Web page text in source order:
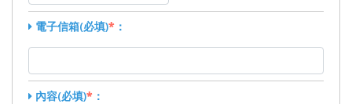
電子信箱(必填)* ：
內容(必填)* ：